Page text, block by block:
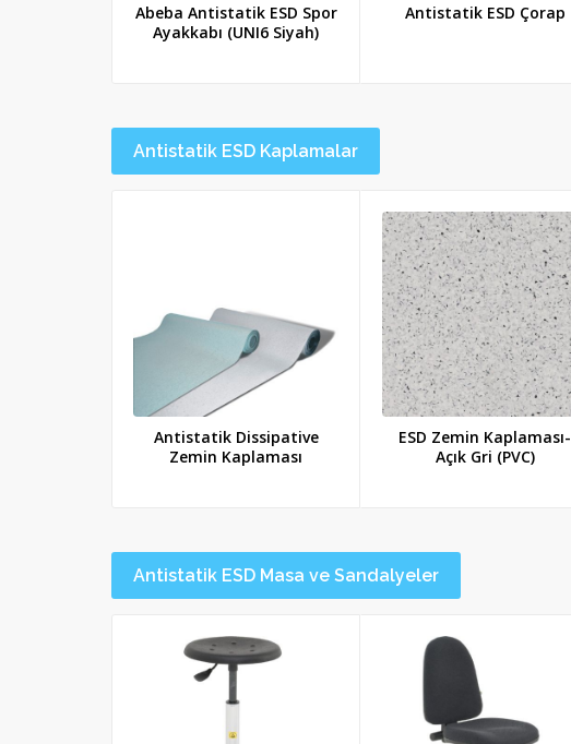
Abeba Antistatik ESD Spor
Ayakkabı (UNI6 Siyah)
Antistatik ESD Çorap
Antistatik ESD Kaplamalar
Antistatik Dissipative
Zemin Kaplaması
ESD Zemin Kaplaması-
Açık Gri (PVC)
Antistatik ESD Masa ve Sandalyeler